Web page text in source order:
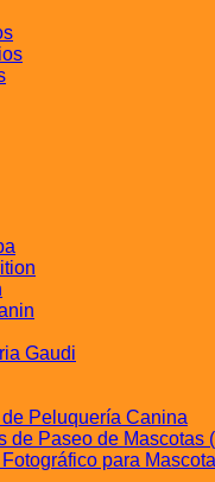
Gaudi
Peluquería Canina
de Paseo de Mascotas
para